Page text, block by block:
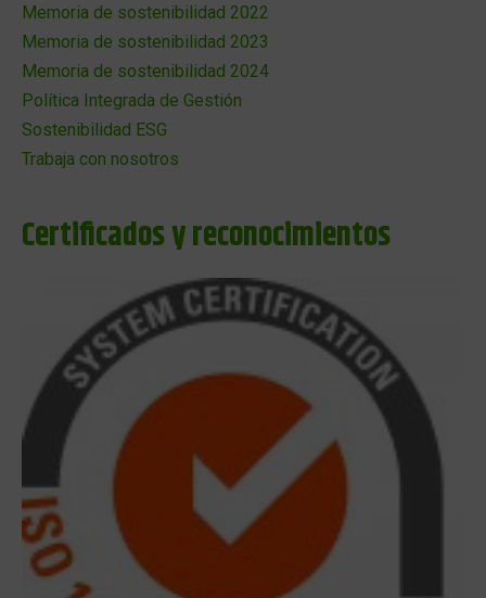
Memoria de sostenibilidad 2022
Memoria de sostenibilidad 2023
Memoria de sostenibilidad 2024
Política Integrada de Gestión
Sostenibilidad ESG
Trabaja con nosotros
Certificados y reconocimientos